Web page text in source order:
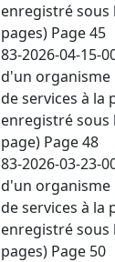
enregistré sous
pages) Page 45
83-2026-04-15-
d'un organisme
de services à la
enregistré sous
page) Page 48
83-2026-03-23-
d'un organisme
de services à la
enregistré sous
pages) Page 50